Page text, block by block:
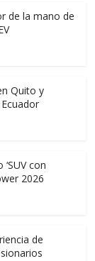
de la mano de
Quito y
con
2026
de